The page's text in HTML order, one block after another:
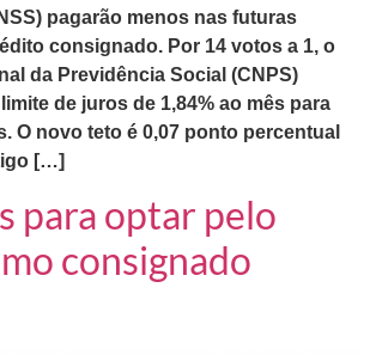
pagarão menos nas futuras
consignado. Por 14 votos a 1, o
da Previdência Social (CNPS)
de juros de 1,84% ao mês para
O novo teto é 0,07 ponto percentual
[…]
para optar pelo
consignado